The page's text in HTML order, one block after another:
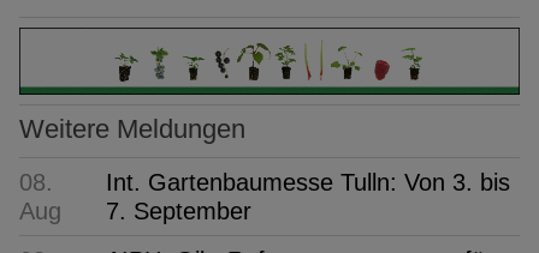
Weitere Meldungen
08.
Aug
Int. Gartenbaumesse Tulln: Von 3. bis
7. September